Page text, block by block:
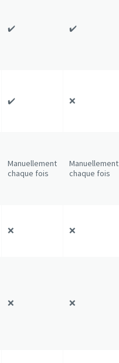
✔️ ✔️
✔️ ❌
Manuellement
chaque fois
Manuellement
chaque fois
❌ ❌
❌ ❌